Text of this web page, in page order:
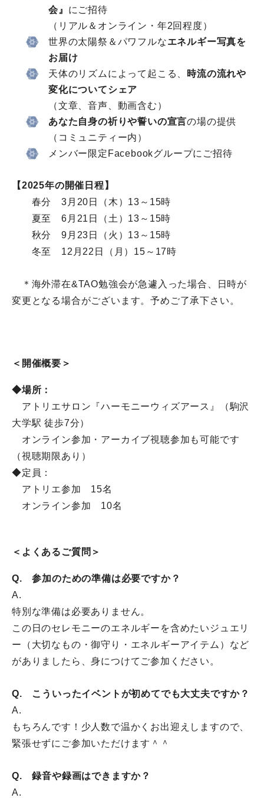
会』 にご招待
（リアル＆オンライン・年2回程度）
世界の太陽祭＆パワフルなエネルギー写真を
お届け
天体のリズムによって起こる、
時流の流れや
変化についてシェア
（文章、音声、動画含む）
あなた自身の祈りや誓いの宣言の場の提供
（コミュニティー内）
メンバー限定Facebookグループにご招待
【2025年の開催日程】
春分 3月20日（木）13～15時
夏至 6月21日（土）13～15時
秋分 9月23日（火）13～15時
冬至 12月22日（月）15～17時
＊海外滞在&TAO勉強会が急遽入った場合、
日時が
変更となる場合がございます。予めご了承下さい。
＜開催概要＞
◆場所：
アトリエサロン『ハーモニーウィズアース』（駒沢
大学駅 徒歩7分）
オンライン参加・アーカイブ視聴参加も可能です
（視聴期限あり）
◆定員：
アトリエ参加 15名
オンライン参加 10名
＜よくあるご質問＞
Q. 参加のための準備は必要ですか？
A.
特別な準備は必要ありません。
この日のセレモニーのエネルギーを含めたいジュエリ
ー（ 大切なもの・御守り・エネルギーアイテム）など
がありましたら、身につけてご参加ください。
Q. こういったイベントが初めてでも大丈夫ですか？
A.
もちろんです！少人数で温かくお出迎えしますので、
緊張せずにご参加いただけます＾＾
Q. 録音や録画はできますか？
A.